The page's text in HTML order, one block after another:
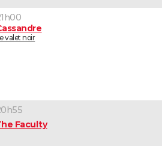
valet noir
Faculty